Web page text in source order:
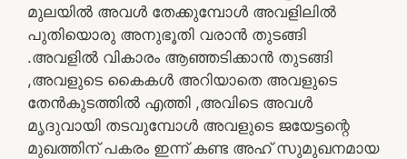
മുലയിൽ അവൾ തേക്കുമ്പോൾ അവളിലിൽ
പുതിയൊരു അനുഭൂതി വരാൻ തുടങ്ങി
.അവളിൽ വികാരം ആഞ്ഞടിക്കാൻ തുടങ്ങി
,അവളുടെ കൈകൾ അറിയാതെ അവളുടെ
തേൻകുടത്തിൽ എത്തി ,അവിടെ അവൾ
മൃദുവായി തടവുമ്പോൾ അവളുടെ ജയേട്ടന്റെ
മുഖത്തിന് പകരം ഇന്ന് കണ്ട അഹ് സുമുഖനമായ